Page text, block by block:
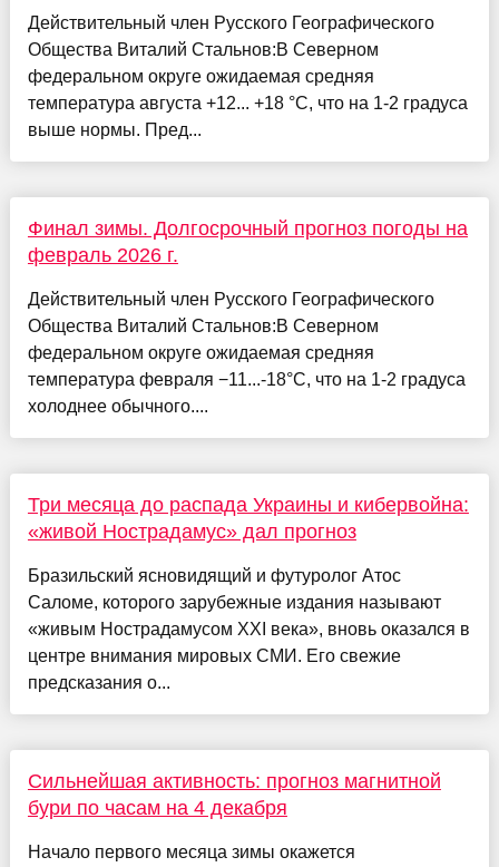
Действительный член Русского Географического
Общества Виталий Стальнов:В Северном
федеральном округе ожидаемая средняя
температура августа +12... +18 °С, что на 1-2 градуса
выше нормы. Пред...
Финал зимы. Долгосрочный прогноз погоды на
февраль 2026 г.
Действительный член Русского Географического
Общества Виталий Стальнов:В Северном
федеральном округе ожидаемая средняя
температура февраля −11...-18°С, что на 1-2 градуса
холоднее обычного....
Три месяца до распада Украины и кибервойна:
«живой Нострадамус» дал прогноз
Бразильский ясновидящий и футуролог Атос
Саломе, которого зарубежные издания называют
«живым Нострадамусом XXI века», вновь оказался в
центре внимания мировых СМИ. Его свежие
предсказания о...
Сильнейшая активность: прогноз магнитной
бури по часам на 4 декабря
Начало первого месяца зимы окажется